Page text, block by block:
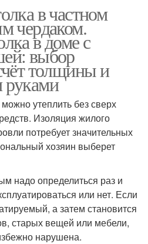
в частном
чердаком.
в доме с
выбор
толщины и
утеплить без сверх
Изоляция жилого
потребует значительных
хозяин выберет
надо определиться раз и
или нет. Если
а затем становится
старых вещей или мебели,
нарушена.